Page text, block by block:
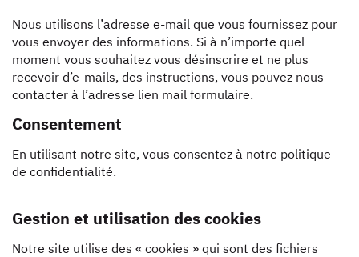
Nous utilisons l’adresse e-mail que vous fournissez pour
vous envoyer des informations. Si à n’importe quel
moment vous souhaitez vous désinscrire et ne plus
recevoir d’e-mails, des instructions, vous pouvez nous
contacter à l’adresse lien mail formulaire.
Consentement
En utilisant notre site, vous consentez à notre politique
de confidentialité.
Gestion et utilisation des cookies
Notre site utilise des « cookies » qui sont des fichiers